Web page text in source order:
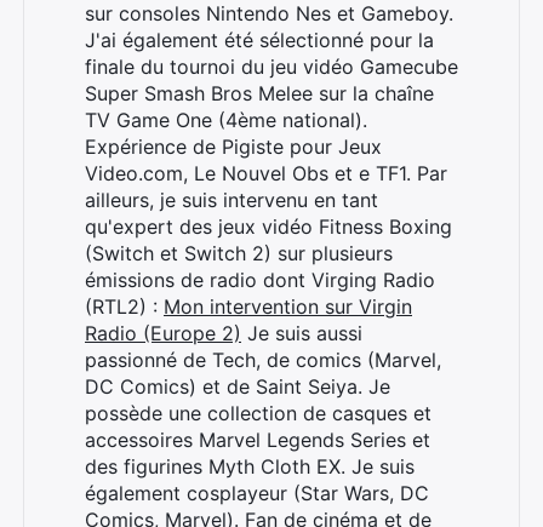
sur consoles Nintendo Nes et Gameboy.
J'ai également été sélectionné pour la
finale du tournoi du jeu vidéo Gamecube
Super Smash Bros Melee sur la chaîne
TV Game One (4ème national).
Expérience de Pigiste pour Jeux
Video.com, Le Nouvel Obs et e TF1. Par
ailleurs, je suis intervenu en tant
qu'expert des jeux vidéo Fitness Boxing
(Switch et Switch 2) sur plusieurs
émissions de radio dont Virging Radio
(RTL2) : Mon intervention sur Virgin
Radio (Europe 2) Je suis aussi
passionné de Tech, de comics (Marvel,
DC Comics) et de Saint Seiya. Je
possède une collection de casques et
accessoires Marvel Legends Series et
des figurines Myth Cloth EX. Je suis
également cosplayeur (Star Wars, DC
Comics, Marvel). Fan de cinéma et de